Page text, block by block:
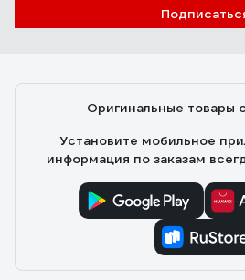
Оригинальные товары
Установите мобильное
информация по заказам